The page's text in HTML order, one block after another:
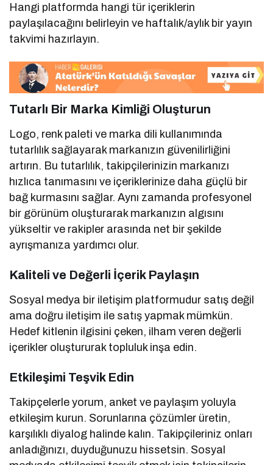
Hangi platformda hangi tür içeriklerin
paylaşılacağını belirleyin ve haftalık/aylık bir yayın
takvimi hazırlayın.
Tutarlı Bir Marka Kimliği Oluşturun
Logo, renk paleti ve marka dili kullanımında
tutarlılık sağlayarak markanızın güvenilirliğini
artırın. Bu tutarlılık, takipçilerinizin markanızı
hızlıca tanımasını ve içeriklerinize daha güçlü bir
bağ kurmasını sağlar. Aynı zamanda profesyonel
bir görünüm oluşturarak markanızın algısını
yükseltir ve rakipler arasında net bir şekilde
ayrışmanıza yardımcı olur.
Kaliteli ve Değerli İçerik Paylaşın
Sosyal medya bir iletişim platformudur satış değil
ama doğru iletişim ile satış yapmak mümkün.
Hedef kitlenin ilgisini çeken, ilham veren değerli
içerikler oluştururak topluluk inşa edin.
Etkileşimi Teşvik Edin
Takipçelerle yorum, anket ve paylaşım yoluyla
etkileşim kurun. Sorunlarına çözümler üretin,
karşılıklı diyalog halinde kalın. Takipçileriniz onları
anladığınızı, duyduğunuzu hissetsin. Sosyal